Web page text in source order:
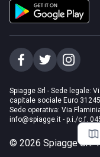
Spiagge Srl - Sede legale:
capitale sociale Euro
Sede operativa: Via
info@spiagge.it - p.i./c.f.
© 2026 Spiagge Srl.